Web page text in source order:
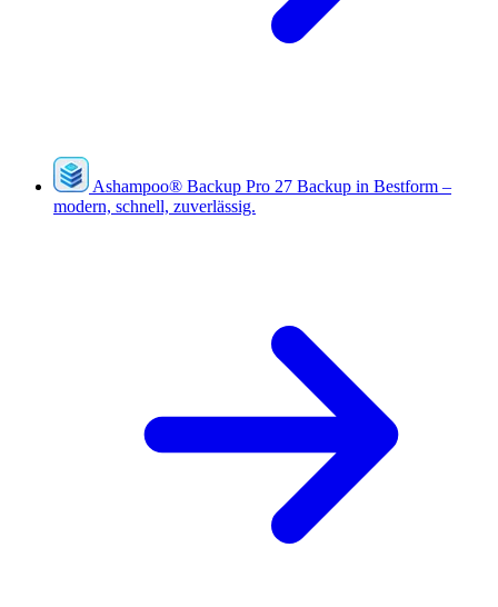
Ashampoo® Backup Pro 27 Backup in Bestform –
modern, schnell, zuverlässig.